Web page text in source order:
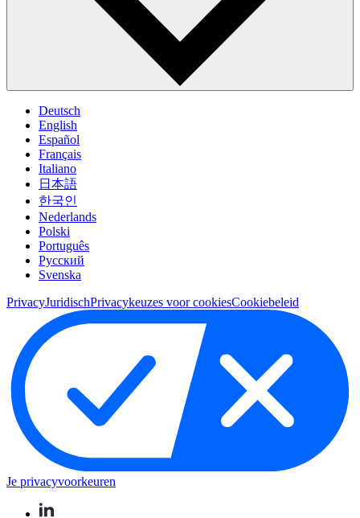
Deutsch
English
Español
Français
Italiano
日本語
한국인
Nederlands
Polski
Português
Pусский
Svenska
PrivacyJuridischPrivacykeuzes voor cookiesCookiebeleid
Je privacyvoorkeuren